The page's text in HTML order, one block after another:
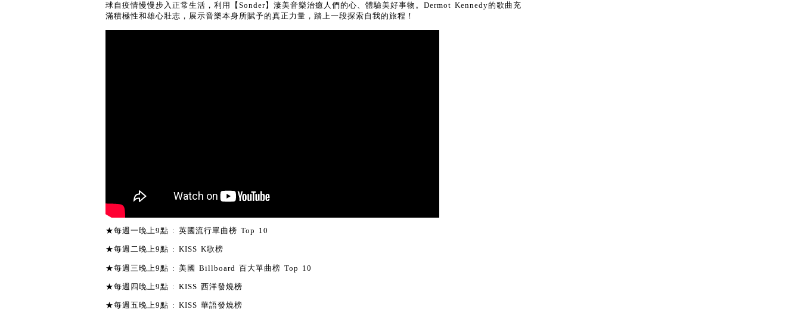
球自疫情慢慢步入正常生活，利用【Sonder】淒美音樂治癒人們的心、體驗美好事物。Dermot Kennedy的歌曲充
滿積極性和雄心壯志，展示音樂本身所賦予的真正力量，踏上一段探索自我的旅程！
★每週一晚上9點 : 英國流行單曲榜 Top 10
★每週二晚上9點 : KISS K歌榜
★每週三晚上9點 : 美國 Billboard 百大單曲榜 Top 10
★每週四晚上9點 : KISS 西洋發燒榜
★每週五晚上9點 : KISS 華語發燒榜